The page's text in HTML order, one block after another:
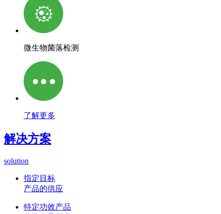
微生物菌落检测
了解更多
解决方案
solution
指定目标
产品的供应
特定功效产品